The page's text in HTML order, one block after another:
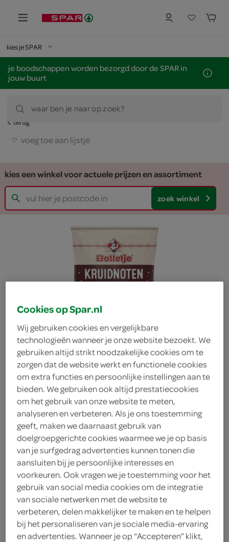
kies je SPAR
je boodschappen worden bezorgd door de SPAR in
jouw buurt
waar ben je naar op zoek?
terug
voeg toe aan lijstje
kies een winkel voor actuele prijzen en assortiment
zoek winkel
Bolletje kruidnoten
uitdeelzakjes
Bolletje
2.
49
6 Stuks
Cookies op Spar.nl
Wij gebruiken cookies en vergelijkbare
technologieën wanneer je onze website bezoekt. We
gebruiken altijd strikt noodzakelijke cookies om te
zorgen dat de website werkt en functionele cookies
om extra functies en persoonlijke instellingen aan te
bieden. We gebruiken ook altijd prestatiecookies
om het gebruik van onze website te meten,
analyseren en verbeteren. Als je ons toestemming
geeft, maken we daarnaast gebruik van
doelgroepgerichte cookies waarmee we je op basis
van je surfgedrag advertenties kunnen tonen die
aansluiten bij je persoonlijke interesses en
voorkeuren. Ook vragen we je toestemming voor het
gebruik van social media cookies om de integratie
van sociale netwerken met de website te
verbeteren, delen makkelijker te maken en te helpen
bij het personaliseren van je sociale media-ervaring
en advertenties. Wanneer je op “Accepteren” klikt,